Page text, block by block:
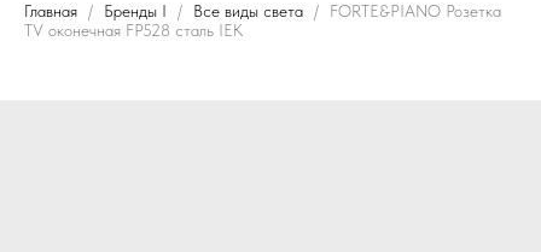
Главная Бренды I Все виды света
FORTE&PIANO Розетка
TV оконечная FP528 сталь IEK